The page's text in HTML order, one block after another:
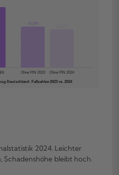
16.240
Ohne PIN 2023 Ohne PIN 2024
Deutschland: Fallzahlen 2023 vs. 2024
2024. Leichter
Schadenshöhe bleibt hoch.